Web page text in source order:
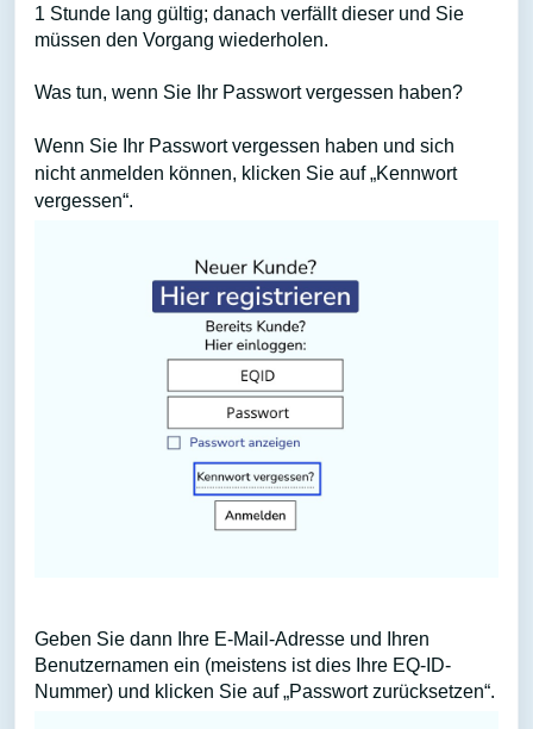
1 Stunde lang gültig; danach verfällt dieser und Sie
müssen den Vorgang wiederholen.
Was tun, wenn Sie Ihr Passwort vergessen haben?
Wenn Sie Ihr Passwort vergessen haben und sich
nicht anmelden können, klicken Sie auf „Kennwort
vergessen“.
Geben Sie dann Ihre E-Mail-Adresse und Ihren
Benutzernamen ein (meistens ist dies Ihre EQ-ID-
Nummer) und klicken Sie auf „Passwort zurücksetzen“.